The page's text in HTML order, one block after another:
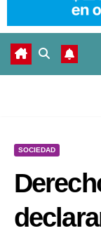
SOCIEDAD